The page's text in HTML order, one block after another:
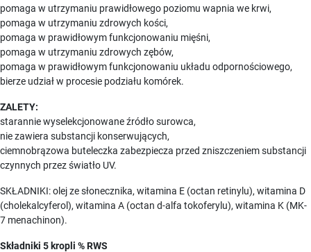
pomaga w utrzymaniu prawidłowego poziomu wapnia we krwi,
pomaga w utrzymaniu zdrowych kości,
pomaga w prawidłowym funkcjonowaniu mięśni,
pomaga w utrzymaniu zdrowych zębów,
pomaga w prawidłowym funkcjonowaniu układu odpornościowego,
bierze udział w procesie podziału komórek.
ZALETY:
starannie wyselekcjonowane źródło surowca,
nie zawiera substancji konserwujących,
ciemnobrązowa buteleczka zabezpiecza przed zniszczeniem substancji
czynnych przez światło UV.
SKŁADNIKI: olej ze słonecznika, witamina E (octan retinylu), witamina D
(cholekalcyferol), witamina A (octan d-alfa tokoferylu), witamina K (MK-
7 menachinon).
Składniki 5 kropli % RWS